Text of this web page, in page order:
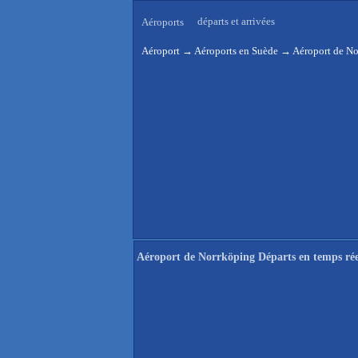
Aéroports départs et arrivées
Aéroport → Aéroports en Suède → Aéroport de
Aéroport de Norrköping Départs en temps